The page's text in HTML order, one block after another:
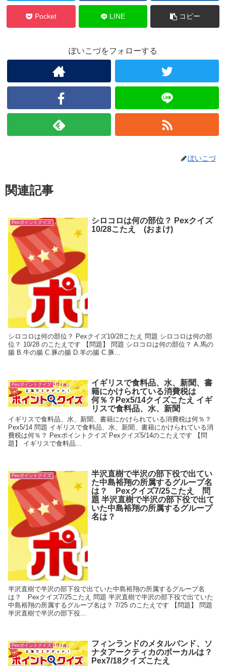
Pocket LINE コピー
ぽいこづをフォローする
ぽいこづ
関連記事
Pexポイントクイズ
シロコロは何の部位？ Pexクイズ
10/28こたえ (おまけ)
シロコロは何の部位？ Pexクイズ10/28こたえ 問題 シロコロは何の部
位？ 10/28 のこたえです 【問題】 問題 シロコロは何の部位？ A.馬の
腸 B.牛の腸 C.豚の腸 D.羊の腸 C.豚...
Pexポイントクイズ
イギリスで食料品、水、新聞、書
籍にかけられている消費税は
何％？Pex5/14クイズこたえ イギ
リスで食料品、水、新聞
イギリスで食料品、水、新聞、書籍にかけられている消費税は何％？
Pex5/14 問題 イギリスで食料品、水、新聞、書籍にかけられている消
費税は何％？ Pexポイントクイズ Pexクイズ5/14のこたえです 【問
題】 イギリスで食料品...
Pexポイントクイズ
半沢直樹で半沢の部下役で出てい
た中島裕翔の所属するグループ名
は？ Pexクイズ7/25こたえ 問
題 半沢直樹で半沢の部下役で出て
いた中島裕翔の所属するグループ
名は？
半沢直樹で半沢の部下役で出ていた中島裕翔の所属するグループ名
は？ Pexクイズ7/25こたえ 問題 半沢直樹で半沢の部下役で出ていた
中島裕翔の所属するグループ名は？ 7/25 のこたえです 【問題】 問題
半沢直樹で半沢の部下役...
Pexポイントクイズ
フィンランドのメタルバンド、ソ
ナタアークティカのボーカルは？
Pex7/18クイズこたえ